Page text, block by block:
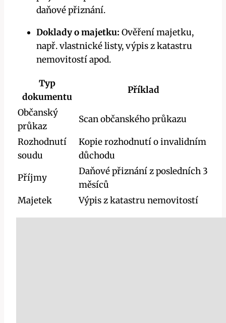
daňové přiznání.
Doklady o majetku: Ověření majetku,
např. vlastnické listy, výpis z katastru
nemovitostí apod.
Typ
dokumentu
Příklad
Občanský
průkaz
Scan občanského průkazu
Rozhodnutí
soudu
Kopie rozhodnutí o invalidním
důchodu
Příjmy
Daňové přiznání z posledních 3
měsíců
Majetek
Výpis z katastru nemovitostí